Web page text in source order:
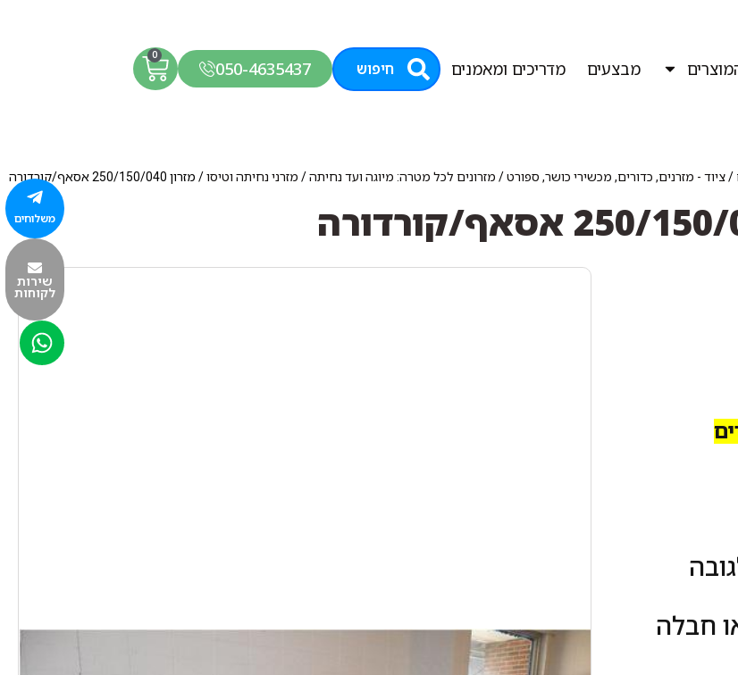
מבצעים מדריכים ומאמנים חיפוש 050-4635437
0
/ציוד - מזרנים, כדורים, מכשירי כושר, ספורט/ מזרונים לכל מטרה: מיוגה ועד נחיתה/ מזרני נחיתה וטיסו/ מזרון 250/150/040 אסאף/קורדורה
חבלה
משלוחים
שירות
לקוחות